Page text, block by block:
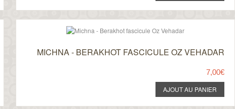
MICHNA - BERAKHOT FASCICULE OZ VEHADAR
7,00€